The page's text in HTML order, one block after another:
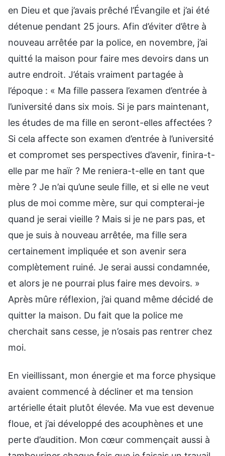
en Dieu et que j’avais prêché l’Évangile et j’ai été
détenue pendant 25 jours. Afin d’éviter d’être à
nouveau arrêtée par la police, en novembre, j’ai
quitté la maison pour faire mes devoirs dans un
autre endroit. J’étais vraiment partagée à
l’époque : « Ma fille passera l’examen d’entrée à
l’université dans six mois. Si je pars maintenant,
les études de ma fille en seront-elles affectées ?
Si cela affecte son examen d’entrée à l’université
et compromet ses perspectives d’avenir, finira-t-
elle par me haïr ? Me reniera-t-elle en tant que
mère ? Je n’ai qu’une seule fille, et si elle ne veut
plus de moi comme mère, sur qui compterai-je
quand je serai vieille ? Mais si je ne pars pas, et
que je suis à nouveau arrêtée, ma fille sera
certainement impliquée et son avenir sera
complètement ruiné. Je serai aussi condamnée,
et alors je ne pourrai plus faire mes devoirs. »
Après mûre réflexion, j’ai quand même décidé de
quitter la maison. Du fait que la police me
cherchait sans cesse, je n’osais pas rentrer chez
moi.
En vieillissant, mon énergie et ma force physique
avaient commencé à décliner et ma tension
artérielle était plutôt élevée. Ma vue est devenue
floue, et j’ai développé des acouphènes et une
perte d’audition. Mon cœur commençait aussi à